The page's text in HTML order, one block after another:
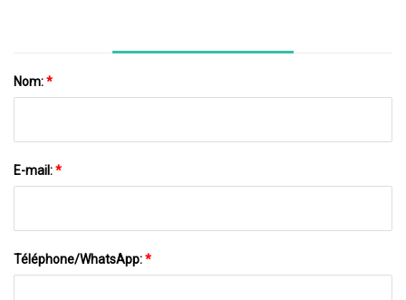
Nom:*
E-mail:*
Téléphone/WhatsApp:*